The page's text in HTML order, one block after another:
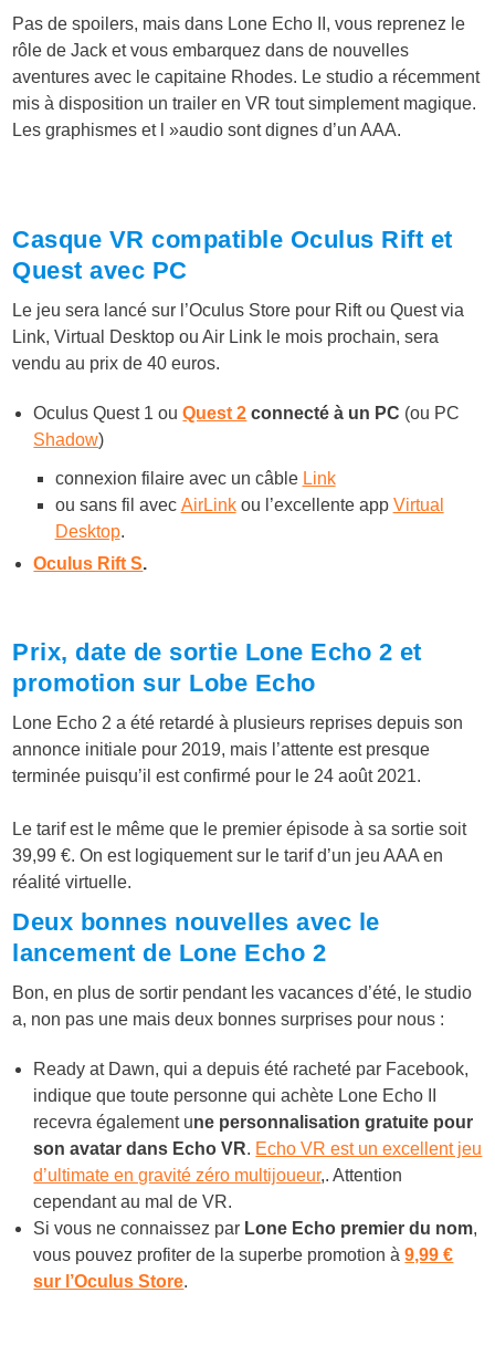
Pas de spoilers, mais dans Lone Echo II, vous reprenez le
rôle de Jack et vous embarquez dans de nouvelles
aventures avec le capitaine Rhodes. Le studio a récemment
mis à disposition un trailer en VR tout simplement magique.
Les graphismes et l »audio sont dignes d’un AAA.
Casque VR compatible Oculus Rift et
Quest avec PC
Le jeu sera lancé sur l’Oculus Store pour Rift ou Quest via
Link, Virtual Desktop ou Air Link le mois prochain, sera
vendu au prix de 40 euros.
Oculus Quest 1 ouQuest 2 connecté à un PC (ou PC
Shadow)
connexion filaire avec un câble Link
ou sans fil avec AirLinkou l’excellente app Virtual
Desktop.
Oculus Rift S.
Prix, date de sortie Lone Echo 2 et
promotion sur Lobe Echo
Lone Echo 2 a été retardé à plusieurs reprises depuis son
annonce initiale pour 2019, mais l’attente est presque
terminée puisqu’il est confirmé pour le 24 août 2021.
Le tarif est le même que le premier épisode à sa sortie soit
39,99 €. On est logiquement sur le tarif d’un jeu AAA en
réalité virtuelle.
Deux bonnes nouvelles avec le
lancement de Lone Echo 2
Bon, en plus de sortir pendant les vacances d’été, le studio
a, non pas une mais deux bonnes surprises pour nous :
Ready at Dawn, qui a depuis été racheté par Facebook,
indique que toute personne qui achète Lone Echo II
recevra également une personnalisation gratuite pour
son avatar dans Echo VR. Echo VR est un excellent jeu
d’ultimate en gravité zéro multijoueur,. Attention
cependant au mal de VR.
Si vous ne connaissez par Lone Echo premier du nom,
vous pouvez profiter de la superbe promotion à9,99 €
sur l’Oculus Store.